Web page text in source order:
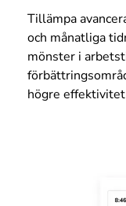
Tillämpa
och månatliga
mönster i
högre